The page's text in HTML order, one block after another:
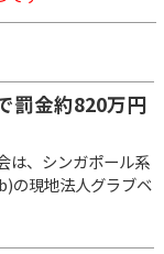
罰金約820万円
は、シンガポール系
の現地法人グラブベ